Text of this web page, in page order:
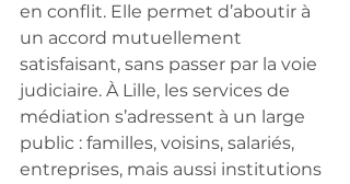
en conflit. Elle permet d’aboutir à
un accord mutuellement
satisfaisant, sans passer par la voie
judiciaire. À Lille, les services de
médiation s’adressent à un large
public : familles, voisins, salariés,
entreprises, mais aussi institutions